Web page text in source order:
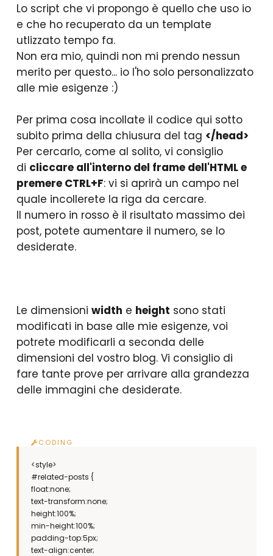
Lo script che vi propongo è quello che uso io
e che ho recuperato da un template
utlizzato tempo fa.
Non era mio, quindi non mi prendo nessun
merito per questo... io l'ho solo personalizzato
alle mie esigenze :)
Per prima cosa incollate il codice qui sotto
subito prima della chiusura del tag </head>
Per cercarlo, come al solito, vi consiglio
di cliccare all'interno del frame dell'HTML e
premere CTRL+F: vi si aprirà un campo nel
quale incollerete la riga da cercare.
Il numero in rosso è il risultato massimo dei
post, potete aumentare il numero, se lo
desiderate.
Le dimensioni width e height sono stati
modificati in base alle mie esigenze, voi
potrete modificarli a seconda delle
dimensioni del vostro blog. Vi consiglio di
fare tante prove per arrivare alla grandezza
delle immagini che desiderate.
<style>
#related-posts {
float:none;
text-transform:none;
height:100%;
min-height:100%;
padding-top:5px;
text-align:center;